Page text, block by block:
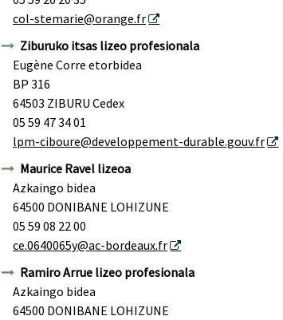
col-stemarie@orange.fr
Ziburuko itsas lizeo profesionala
Eugène Corre etorbidea
BP 316
64503 ZIBURU Cedex
05 59 47 34 01
lpm-ciboure@developpement-durable.gouv.fr
Maurice Ravel lizeoa
Azkaingo bidea
64500 DONIBANE LOHIZUNE
05 59 08 22 00
ce.0640065y@ac-bordeaux.fr
Ramiro Arrue lizeo profesionala
Azkaingo bidea
64500 DONIBANE LOHIZUNE